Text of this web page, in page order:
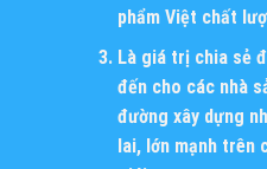
phẩm Việt chất
Là giá trị chia sẻ
đến cho các nhà
đường xây dựng
lai, lớn mạnh trên